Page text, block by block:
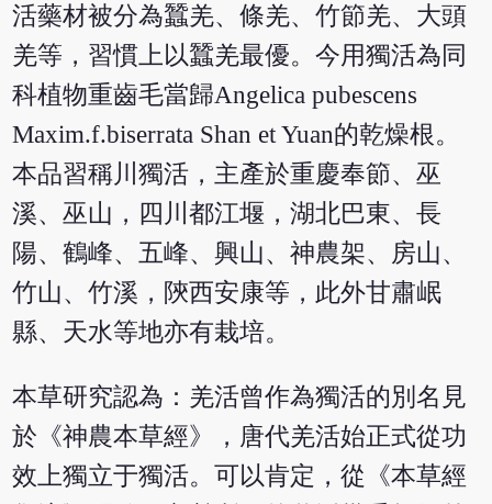
活藥材被分為蠶羌、條羌、竹節羌、大頭
羌等，習慣上以蠶羌最優。今用獨活為同
科植物重齒毛當歸Angelica pubescens
Maxim.f.biserrata Shan et Yuan的乾燥根。
本品習稱川獨活，主產於重慶奉節、巫
溪、巫山，四川都江堰，湖北巴東、長
陽、鶴峰、五峰、興山、神農架、房山、
竹山、竹溪，陝西安康等，此外甘肅岷
縣、天水等地亦有栽培。
本草研究認為：羌活曾作為獨活的別名見
於《神農本草經》，唐代羌活始正式從功
效上獨立于獨活。可以肯定，從《本草經